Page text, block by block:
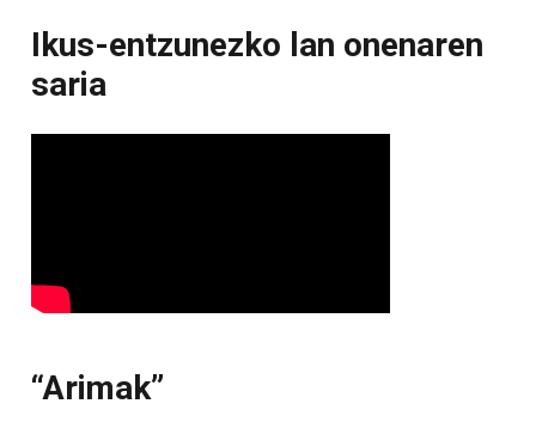
Ikus-entzunezko lan onenaren
saria
“Arimak”